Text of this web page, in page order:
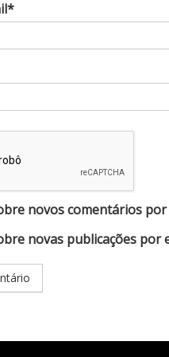
novos comentários por
novas publicações por